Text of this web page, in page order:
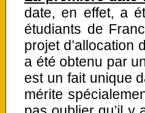
date, en effet, a
étudiants de
projet d’allocation
a été obtenu par
est un fait unique
mérite